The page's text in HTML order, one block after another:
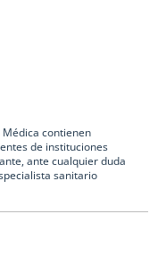
Médica contienen
de instituciones
ante cualquier duda
sanitario